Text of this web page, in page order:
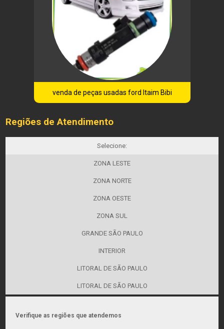
venda de peças usadas ford Itaim Bibi
Regiões de Atendimento
Selecione:
ZONA LESTE
ZONA NORTE
ZONA OESTE
ZONA SUL
GRANDE SÃO PAULO
INTERIOR
LITORAL DE SÃO PAULO
LITORAL DE SÃO PAULO
Verifique as regiões que atendemos